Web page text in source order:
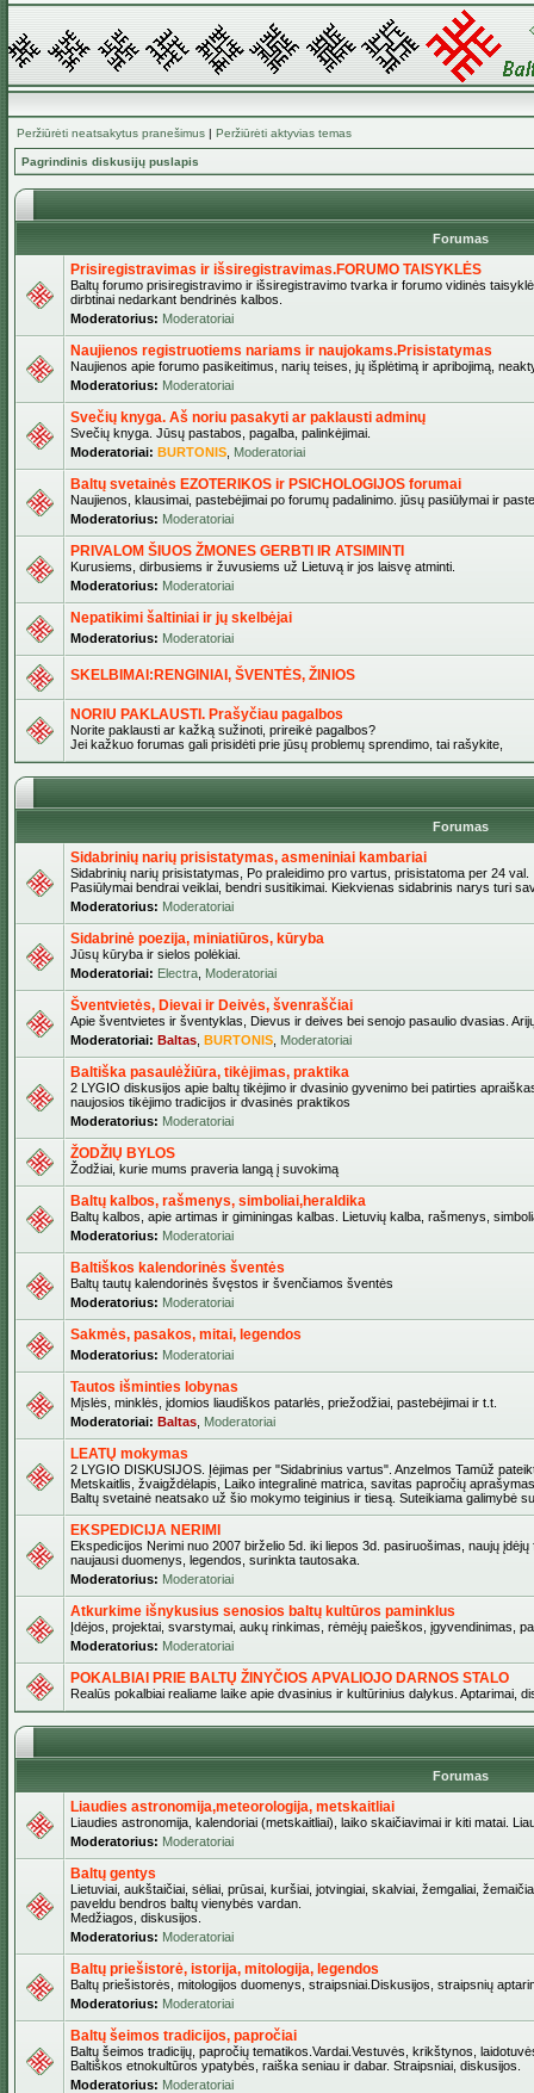
Peržiūrėti neatsakytus pranešimus | Peržiūrėti aktyvias temas
Pagrindinis diskusijų puslapis
Forumas
Prisiregistravimas ir išsiregistravimas.FORUMO TAISYKLĖS
Baltų forumo prisiregistravimo ir išsiregistravimo tvarka ir forumo vidinės
dirbtinai nedarkant bendrinės kalbos.
Moderatorius: Moderatoriai
Naujienos registruotiems nariams ir naujokams.Prisistatymas
Naujienos apie forumo pasikeitimus, narių teises, jų išplėtimą ir apribojimą,
Moderatorius: Moderatoriai
Svečių knyga. Aš noriu pasakyti ar paklausti adminų
Svečių knyga. Jūsų pastabos, pagalba, palinkėjimai.
Moderatoriai: BURTONIS Moderatoriai
Baltų svetainės EZOTERIKOS ir PSICHOLOGIJOS forumai
Naujienos, klausimai, pastebėjimai po forumų padalinimo. jūsų pasiūlymai ir
Moderatorius: Moderatoriai
PRIVALOM ŠIUOS ŽMONES GERBTI IR ATSIMINTI
Kurusiems, dirbusiems ir žuvusiems už Lietuvą ir jos laisvę atminti.
Moderatorius: Moderatoriai
Nepatikimi šaltiniai ir jų skelbėjai
Moderatorius: Moderatoriai
SKELBIMAI:RENGINIAI, ŠVENTĖS, ŽINIOS
NORIU PAKLAUSTI. Prašyčiau pagalbos
Norite paklausti ar kažką sužinoti, prireikė pagalbos?
Jei kažkuo forumas gali prisidėti prie jūsų problemų sprendimo, tai rašykite,
Forumas
Sidabrinių narių prisistatymas, asmeniniai kambariai
Sidabrinių narių prisistatymas, Po praleidimo pro vartus, prisistatoma per 24 val.
Pasiūlymai bendrai veiklai, bendri susitikimai. Kiekvienas sidabrinis narys turi
Moderatorius: Moderatoriai
Sidabrinė poezija, miniatiūros, kūryba
Jūsų kūryba ir sielos polėkiai.
Moderatoriai: Electra Moderatoriai
Šventvietės, Dievai ir Deivės, švenraščiai
Apie šventvietes ir šventyklas, Dievus ir deives bei senojo pasaulio dvasias.
Moderatoriai: Baltas BURTONIS Moderatoriai
Baltiška pasaulėžiūra, tikėjimas, praktika
2 LYGIO diskusijos apie baltų tikėjimo ir dvasinio gyvenimo bei patirties
naujosios tikėjimo tradicijos ir dvasinės praktikos
Moderatorius: Moderatoriai
ŽODŽIŲ BYLOS
Žodžiai, kurie mums praveria langą į suvokimą
Baltų kalbos, rašmenys, simboliai,heraldika
Baltų kalbos, apie artimas ir giminingas kalbas. Lietuvių kalba, rašmenys,
Moderatorius: Moderatoriai
Baltiškos kalendorinės šventės
Baltų tautų kalendorinės švęstos ir švenčiamos šventės
Moderatorius: Moderatoriai
Sakmės, pasakos, mitai, legendos
Moderatorius: Moderatoriai
Tautos išminties lobynas
Mįslės, minklės, įdomios liaudiškos patarlės, priežodžiai, pastebėjimai ir t.t.
Moderatoriai: Baltas Moderatoriai
LEATŲ mokymas
2 LYGIO DISKUSIJOS. Įėjimas per "Sidabrinius vartus". Anzelmos Tamūž
Metskaitlis, žvaigždėlapis, Laiko integralinė matrica, savitas papročių
Baltų svetainė neatsako už šio mokymo teiginius ir tiesą. Suteikiama galimybė
EKSPEDICIJA NERIMI
Ekspedicijos Nerimi nuo 2007 birželio 5d. iki liepos 3d. pasiruošimas, naujų
naujausi duomenys, legendos, surinkta tautosaka.
Moderatorius: Moderatoriai
Atkurkime išnykusius senosios baltų kultūros paminklus
Įdėjos, projektai, svarstymai, aukų rinkimas, rėmėjų paieškos, įgyvendinimas,
Moderatorius: Moderatoriai
POKALBIAI PRIE BALTŲ ŽINYČIOS APVALIOJO DARNOS STALO
Realūs pokalbiai realiame laike apie dvasinius ir kultūrinius dalykus. Aptarimai,
Forumas
Liaudies astronomija,meteorologija, metskaitliai
Liaudies astronomija, kalendoriai (metskaitliai), laiko skaičiavimai ir kiti matai.
Moderatorius: Moderatoriai
Baltų gentys
Lietuviai, aukštaičiai, sėliai, prūsai, kuršiai, jotvingiai, skalviai, žemgaliai,
paveldu bendros baltų vienybės vardan.
Medžiagos, diskusijos.
Moderatorius: Moderatoriai
Baltų priešistorė, istorija, mitologija, legendos
Baltų priešistorės, mitologijos duomenys, straipsniai.Diskusijos, straipsnių
Moderatorius: Moderatoriai
Baltų šeimos tradicijos, papročiai
Baltų šeimos tradicijų, papročių tematikos.Vardai.Vestuvės, krikštynos,
Baltiškos etnokultūros ypatybės, raiška seniau ir dabar. Straipsniai, diskusijos.
Moderatorius: Moderatoriai